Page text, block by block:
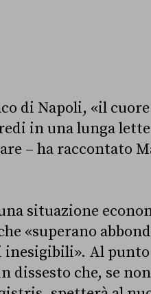
di Napoli, «il
in una lunga
– ha raccontato
situazione
«superano
Al
dissesto che, se